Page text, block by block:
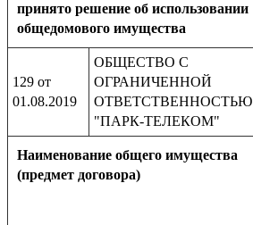
принято решение об использовании
общедомового имущества
129 от
01.08.2019
ОБЩЕСТВО С
ОГРАНИЧЕННОЙ
ОТВЕТСТВЕННОСТЬЮ
"ПАРК-ТЕЛЕКОМ"
Наименование общего имущества
(предмет договора)